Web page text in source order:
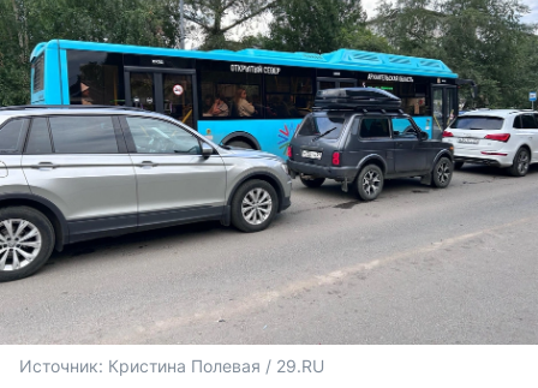
Источник: Кристина Полевая / 29.RU